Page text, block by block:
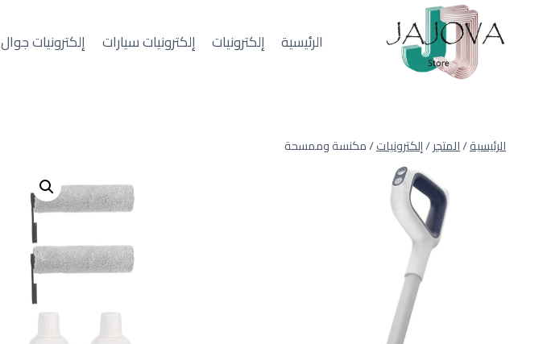
المحتوى
الرئيسية إلكترونيات إلكترونيات سيارات إلكترونيات جوال
الرئيسية/المتجر/إلكترونيات/مكنسة وممسحة